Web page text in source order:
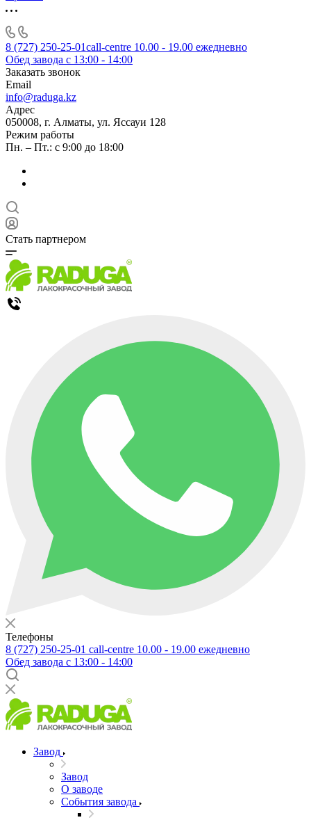
8 (727) 250-25-01call-centre 10.00 - 19.00 ежедневно
Обед завода с 13:00 - 14:00
Заказать звонок
Email
info@raduga.kz
Адрес
050008, г. Алматы, ул. Яссауи 128
Режим работы
Пн. – Пт.: с 9:00 до 18:00
Стать партнером
Телефоны
8 (727) 250-25-01 call-centre 10.00 - 19.00 ежедневно
Обед завода с 13:00 - 14:00
Завод
Завод
О заводе
События завода